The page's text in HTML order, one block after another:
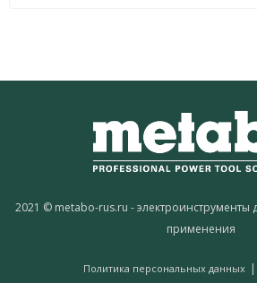
2021 © metabo-rus.ru - электроинструменты
применения
Политика персональных данных |